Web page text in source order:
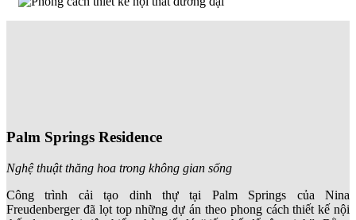
Palm Springs Residence
Nghệ thuật thăng hoa trong không gian sống
Công trình cải tạo dinh thự tại Palm Springs của Nina
Freudenberger đã lọt top những dự án theo phong cách thiết kế nội